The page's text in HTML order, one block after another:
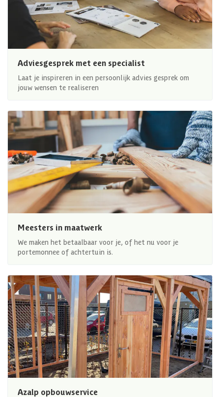
Adviesgesprek met een specialist
Laat je inspireren in een persoonlijk advies gesprek om
jouw wensen te realiseren
Meesters in maatwerk
We maken het betaalbaar voor je, of het nu voor je
portemonnee of achtertuin is.
Azalp opbouwservice